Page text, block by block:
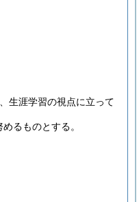
生涯学習の視点に立って
るものとする。